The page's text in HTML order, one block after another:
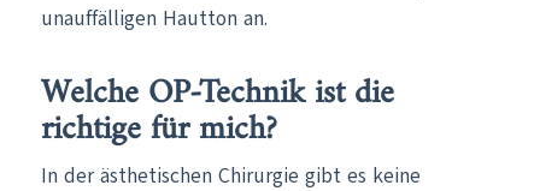
unauffälligen Hautton an.
Welche OP-Technik ist die
richtige für mich?
In der ästhetischen Chirurgie gibt es keine